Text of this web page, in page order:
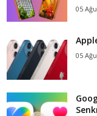
05
05